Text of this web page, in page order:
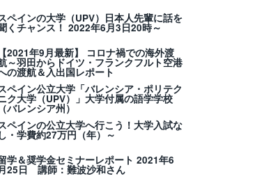
ペインの大学（UPV）日本人先輩に話を
くチャンス！ 2022年6月3日20時～
【2021年9月最新】 コロナ禍での海外渡
～羽田からドイツ・フランクフルト空港
の渡航＆入出国レポート
ペイン公立大学「バレンシア・ポリテク
ク大学（UPV）」大学付属の語学学校
（バレンシア州）
ペインの公立大学へ行こう！大学入試な
し・学費約27万円（年）～
学＆奨学金セミナーレポート 2021年6
25日 講師：難波沙和さん